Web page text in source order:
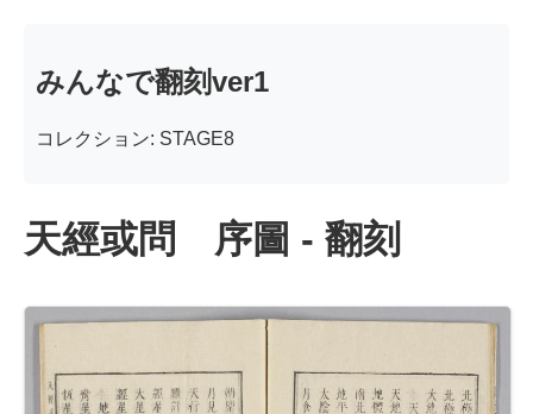
みんなで翻刻ver1
コレクション: STAGE8
天經或問 序圖 - 翻刻